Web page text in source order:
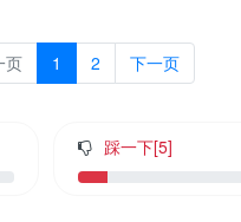
页 1 2 下一页
踩一下[5]